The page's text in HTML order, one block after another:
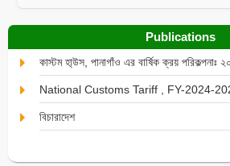
Publications
কাস্টম হা্উস, পানাগাঁও এর বার্ষিক ক্রয় পরিকল্পনাঃ
National Customs Tariff , FY-2024-
বিচারাদেশ